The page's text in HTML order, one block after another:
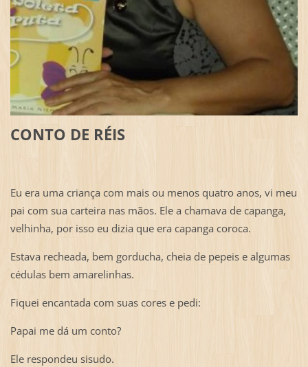
CONTO DE RÉIS
Eu era uma criança com mais ou menos quatro anos, vi meu
pai com sua carteira nas mãos. Ele a chamava de capanga,
velhinha, por isso eu dizia que era capanga coroca.
Estava recheada, bem gorducha, cheia de pepeis e algumas
cédulas bem amarelinhas.
Fiquei encantada com suas cores e pedi:
Papai me dá um conto?
Ele respondeu sisudo.